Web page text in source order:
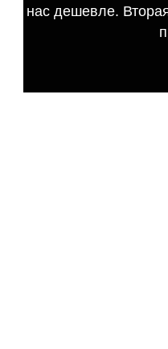
нас дешевле.